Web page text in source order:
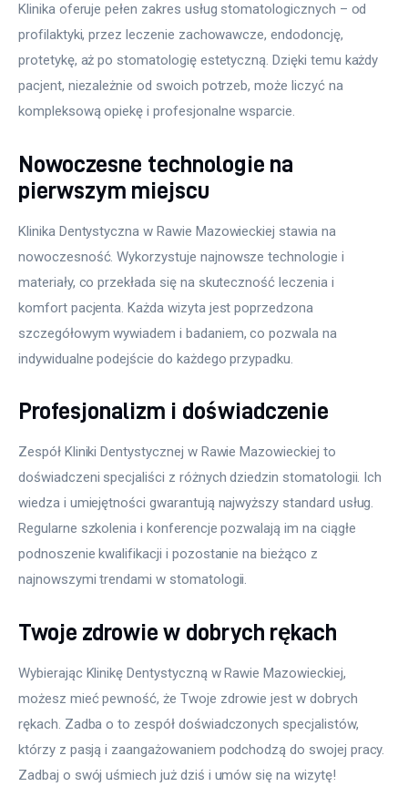
Klinika oferuje pełen zakres usług stomatologicznych – od
profilaktyki, przez leczenie zachowawcze, endodoncję,
protetykę, aż po stomatologię estetyczną. Dzięki temu każdy
pacjent, niezależnie od swoich potrzeb, może liczyć na
kompleksową opiekę i profesjonalne wsparcie.
Nowoczesne technologie na
pierwszym miejscu
Klinika Dentystyczna w Rawie Mazowieckiej stawia na
nowoczesność. Wykorzystuje najnowsze technologie i
materiały, co przekłada się na skuteczność leczenia i
komfort pacjenta. Każda wizyta jest poprzedzona
szczegółowym wywiadem i badaniem, co pozwala na
indywidualne podejście do każdego przypadku.
Profesjonalizm i doświadczenie
Zespół Kliniki Dentystycznej w Rawie Mazowieckiej to
doświadczeni specjaliści z różnych dziedzin stomatologii. Ich
wiedza i umiejętności gwarantują najwyższy standard usług.
Regularne szkolenia i konferencje pozwalają im na ciągłe
podnoszenie kwalifikacji i pozostanie na bieżąco z
najnowszymi trendami w stomatologii.
Twoje zdrowie w dobrych rękach
Wybierając Klinikę Dentystyczną w Rawie Mazowieckiej,
możesz mieć pewność, że Twoje zdrowie jest w dobrych
rękach. Zadba o to zespół doświadczonych specjalistów,
którzy z pasją i zaangażowaniem podchodzą do swojej pracy.
Zadbaj o swój uśmiech już dziś i umów się na wizytę!